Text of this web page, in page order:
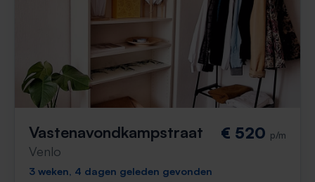
Vastenavondkampstraat
Venlo
€ 520 p/m
3 weken, 4 dagen geleden gevonden